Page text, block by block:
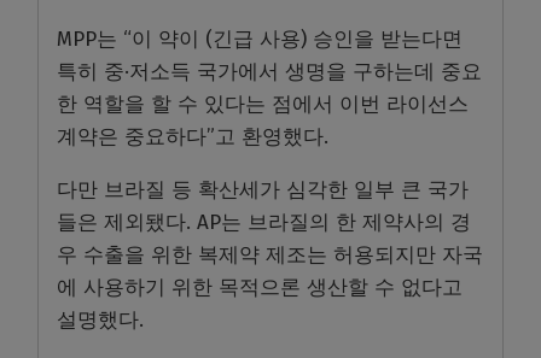
MPP는 “이 약이 (긴급 사용) 승인을 받는다면
특히 중·저소득 국가에서 생명을 구하는데 중요
한 역할을 할 수 있다는 점에서 이번 라이선스
계약은 중요하다”고 환영했다.
다만 브라질 등 확산세가 심각한 일부 큰 국가
들은 제외됐다. AP는 브라질의 한 제약사의 경
우 수출을 위한 복제약 제조는 허용되지만 자국
에 사용하기 위한 목적으론 생산할 수 없다고
설명했다.